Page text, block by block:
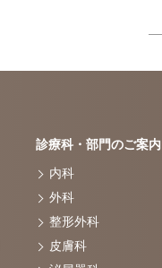
診療科・部門のご案内
内科
外科
整形外科
皮膚科